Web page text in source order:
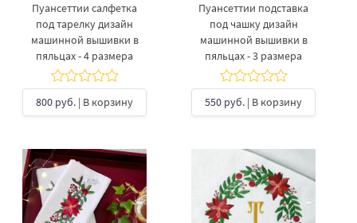
Пуансеттии салфетка
под тарелку дизайн
машинной вышивки в
пяльцах - 4 размера
800 руб. | В корзину
Пуансеттии подставка
под чашку дизайн
машинной вышивки в
пяльцах - 3 размера
550 руб. | В корзину